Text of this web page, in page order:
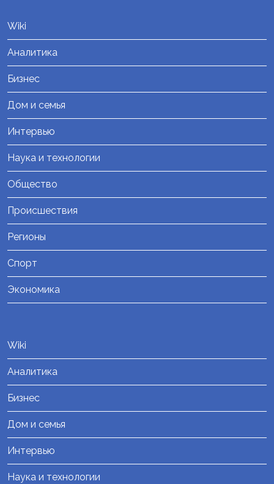
Wiki
Аналитика
Бизнес
Дом и семья
Интервью
Наука и технологии
Общество
Происшествия
Регионы
Спорт
Экономика
Wiki
Аналитика
Бизнес
Дом и семья
Интервью
Наука и технологии